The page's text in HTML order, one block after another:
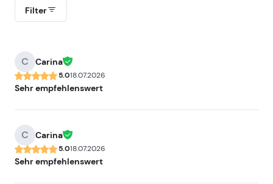
Filter
C Carina
5.018.07.2026
Sehr empfehlenswert
C Carina
5.018.07.2026
Sehr empfehlenswert